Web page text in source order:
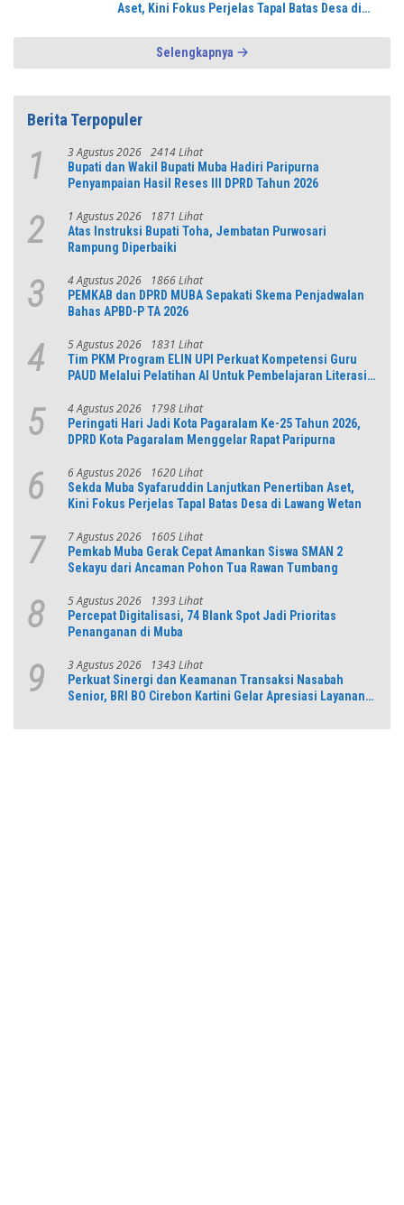
Aset, Kini Fokus Perjelas Tapal Batas Desa di
Selengkapnya
Berita Terpopuler
1 3 Agustus 2026 2414 Lihat
Bupati dan Wakil Bupati Muba Hadiri Paripurna
Penyampaian Hasil Reses III DPRD Tahun 2026
2 1 Agustus 2026 1871 Lihat
Atas Instruksi Bupati Toha, Jembatan Purwosari
Rampung Diperbaiki
3 4 Agustus 2026 1866 Lihat
PEMKAB dan DPRD MUBA Sepakati Skema Penjadwalan
Bahas APBD-P TA 2026
4 5 Agustus 2026 1831 Lihat
Tim PKM Program ELIN UPI Perkuat Kompetensi Guru
PAUD Melalui Pelatihan AI Untuk Pembelajaran Literasi
5 4 Agustus 2026 1798 Lihat
Peringati Hari Jadi Kota Pagaralam Ke-25 Tahun 2026,
DPRD Kota Pagaralam Menggelar Rapat Paripurna
6 6 Agustus 2026 1620 Lihat
Sekda Muba Syafaruddin Lanjutkan Penertiban Aset,
Kini Fokus Perjelas Tapal Batas Desa di Lawang Wetan
7 7 Agustus 2026 1605 Lihat
Pemkab Muba Gerak Cepat Amankan Siswa SMAN 2
Sekayu dari Ancaman Pohon Tua Rawan Tumbang
8 5 Agustus 2026 1393 Lihat
Percepat Digitalisasi, 74 Blank Spot Jadi Prioritas
Penanganan di Muba
9 3 Agustus 2026 1343 Lihat
Perkuat Sinergi dan Keamanan Transaksi Nasabah
Senior, BRI BO Cirebon Kartini Gelar Apresiasi Layanan